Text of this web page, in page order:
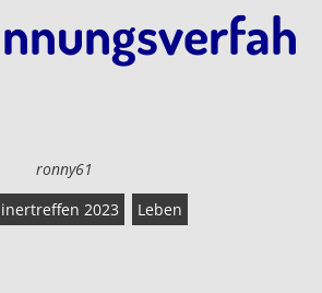
ronny61
2023
Leben